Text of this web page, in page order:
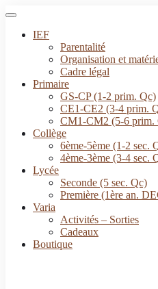
IEF
Parentalité
Organisation et
Cadre légal
Primaire
GS-CP (1-2 prim. Qc)
CE1-CE2 (3-4 prim.
CM1-CM2 (5-6 prim.
Collège
6ème-5ème (1-2 sec.
4ème-3ème (3-4 sec.
Lycée
Seconde (5 sec. Qc)
Première (1ère an.
Varia
Activités – Sorties
Cadeaux
Boutique